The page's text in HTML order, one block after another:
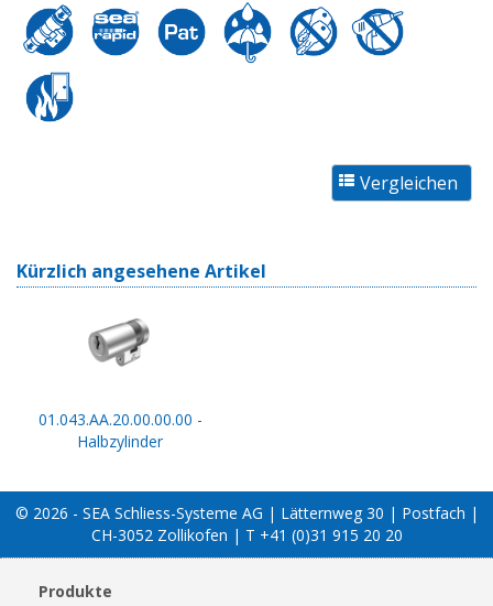
Kürzlich angesehene Artikel
01.043.AA.20.00.00.00 -
Halbzylinder
© 2026 - SEA Schliess-Systeme AG | Lätternweg 30 | Postfach |
CH-3052 Zollikofen | T +41 (0)31 915 20 20
Produkte